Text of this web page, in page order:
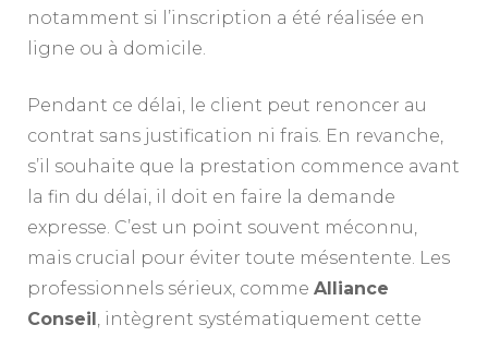
notamment si l’inscription a été réalisée en
ligne ou à domicile.
Pendant ce délai, le client peut renoncer au
contrat sans justification ni frais. En revanche,
s’il souhaite que la prestation commence avant
la fin du délai, il doit en faire la demande
expresse. C’est un point souvent méconnu,
mais crucial pour éviter toute mésentente. Les
professionnels sérieux, comme Alliance
Conseil, intègrent systématiquement cette